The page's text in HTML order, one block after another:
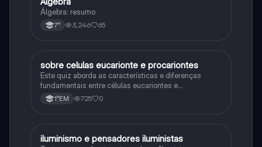
Álgebra: resumo
7° 3,246 65
Biologia
sobre celulas eucarionte e procariontes
Este quiz aborda as características e diferenças
fundamentais entre células eucariontes e
procariontes.
1°EM 725 0
História
iluminismo e pensadores iluministas